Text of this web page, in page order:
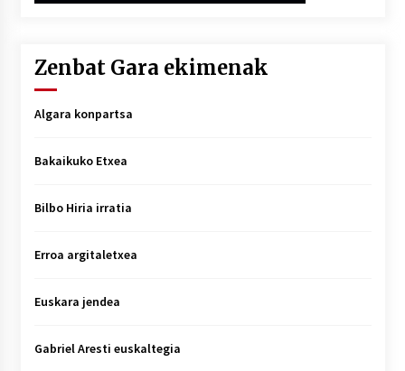
Zenbat Gara ekimenak
Algara konpartsa
Bakaikuko Etxea
Bilbo Hiria irratia
Erroa argitaletxea
Euskara jendea
Gabriel Aresti euskaltegia